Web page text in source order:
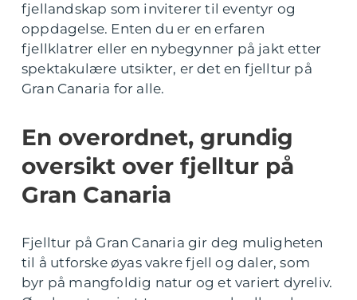
fjellandskap som inviterer til eventyr og
oppdagelse. Enten du er en erfaren
fjellklatrer eller en nybegynner på jakt etter
spektakulære utsikter, er det en fjelltur på
Gran Canaria for alle.
En overordnet, grundig
oversikt over fjelltur på
Gran Canaria
Fjelltur på Gran Canaria gir deg muligheten
til å utforske øyas vakre fjell og daler, som
byr på mangfoldig natur og et variert dyreliv.